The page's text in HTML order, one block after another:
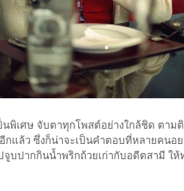
นพิเศษ จับตาทุกโพสต์อย่างใกล้ชิด ตาม
แล้ว ซึ่งก็น่าจะเป็นคำตอบที่หลายคนอย
บปากกินน้ำพริกถ้วยเก่ากับอดีตสามี ใ